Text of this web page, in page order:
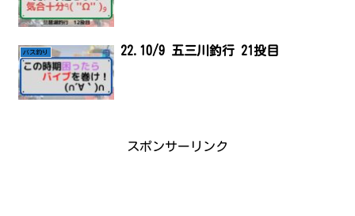
バス釣り 22.10/9 五三川釣行 21投目
スポンサーリンク